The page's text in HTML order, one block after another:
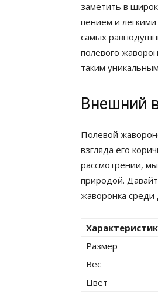
заметить в
пением и
самых
полевого
таким
Внешний
Полевой
взгляда его
рассмотрении,
природой.
жаворонка среди
Размер
Вес
Цвет